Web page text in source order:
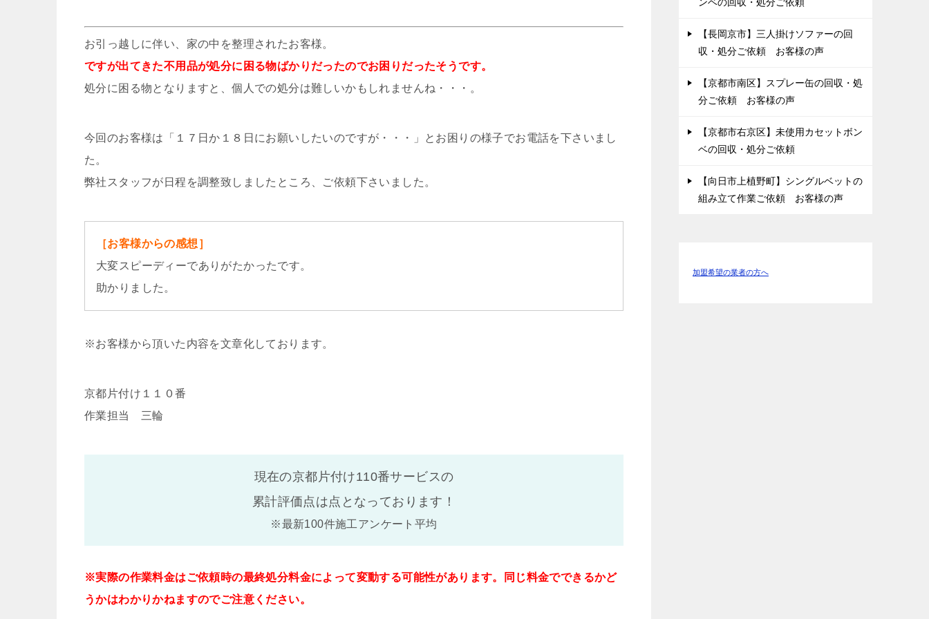
お引っ越しに伴い、家の中を整理されたお客様。
ですが出てきた不用品が処分に困る物ばかりだったのでお困りだったそうです。
処分に困る物となりますと、個人での処分は難しいかもしれませんね・・・。
今回のお客様は「１７日か１８日にお願いしたいのですが・・・」とお困りの様子でお電話を下さいまし
た。
弊社スタッフが日程を調整致しましたところ、ご依頼下さいました。
［お客様からの感想］
大変スピーディーでありがたかったです。
助かりました。
※お客様から頂いた内容を文章化しております。
京都片付け１１０番
作業担当 三輪
現在の京都片付け110番サービスの
累計評価点は点となっております！
※最新100件施工アンケート平均
※実際の作業料金はご依頼時の最終処分料金によって変動する可能性があります。同じ料金でできるかど
うかはわかりかねますのでご注意ください。
【長岡京市】三人掛けソファーの回
収・処分ご依頼 お客様の声
【京都市南区】スプレー缶の回収・処
分ご依頼 お客様の声
【京都市右京区】未使用カセットボン
ベの回収・処分ご依頼
【向日市上植野町】シングルベットの
組み立て作業ご依頼 お客様の声
加盟希望の業者の方へ